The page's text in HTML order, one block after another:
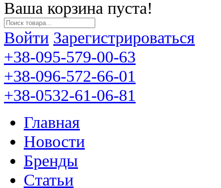
Ваша корзина пуста!
Войти Зарегистрироваться
+38-095-579-00-63
+38-096-572-66-01
+38-0532-61-06-81
Главная
Новости
Бренды
Статьи